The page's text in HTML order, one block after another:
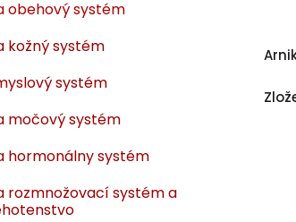
obehový systém
kožný systém
systém
močový systém
hormonálny systém
rozmnožovací systém a